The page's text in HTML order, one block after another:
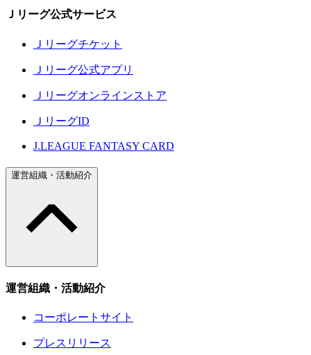
Ｊリーグ公式サービス
Ｊリーグチケット
Ｊリーグ公式アプリ
Ｊリーグオンラインストア
ＪリーグID
J.LEAGUE FANTASY CARD
運営組織・活動紹介
運営組織・活動紹介
コーポレートサイト
プレスリリース